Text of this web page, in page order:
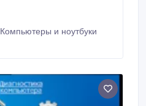
Компьютеры и ноутбуки